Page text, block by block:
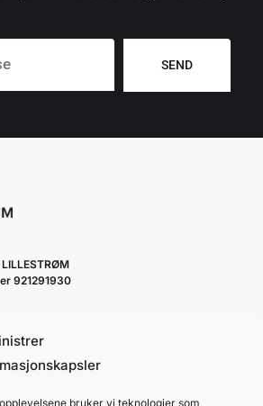
bruker vi teknologier som
SEND
921291930